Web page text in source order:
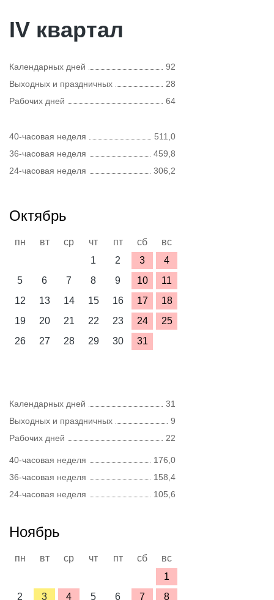
IV квартал
Календарных дней
92
Выходных и праздничных
28
Рабочих дней
64
40-часовая неделя
511,0
36-часовая неделя
459,8
24-часовая неделя
306,2
Октябрь
пн вт ср чт пт сб
вс
1
2 3
4
5
6 7 8 9 10
11
12
13 14 15 16 17
18
19
20 21 22 23 24
25
26
27 28 29 30 31
Календарных дней
31
Выходных и праздничных
9
Рабочих дней
22
40-часовая неделя
176,0
36-часовая неделя
158,4
24-часовая неделя
105,6
Ноябрь
пн вт ср чт пт сб
вс
1
2
3 4 5 6 7 8